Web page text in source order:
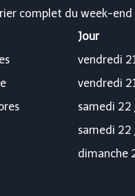
complet du week-end
Jour
vendredi
vendredi
samedi 22
samedi 22
dimanche